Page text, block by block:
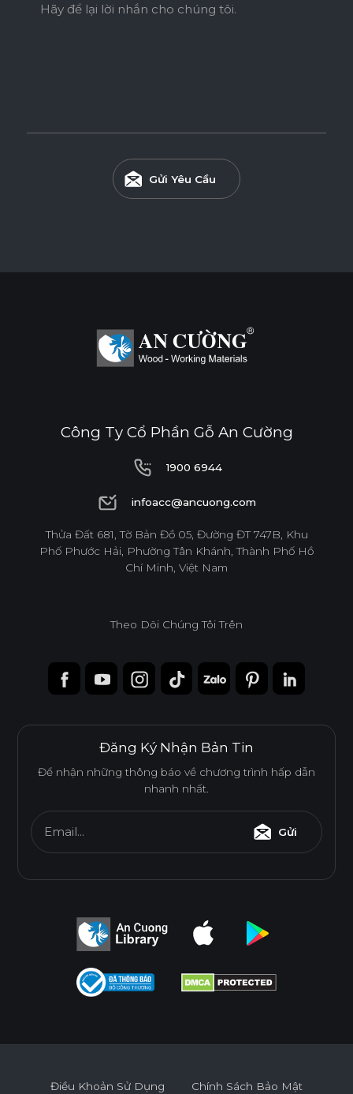
Độ dày(mm)
Kích thước(mm) 12 17
o o
Test/ ISO 12460-1).
Hãy để lại lời nhắn cho chúng tôi.
Gửi Yêu Cầu
Công Ty Cổ Phần Gỗ An Cường
1900 6944
1900 6944
infoacc@ancuong.com
infoacc@ancuong.com
Thửa Đất 681, Tờ Bản Đồ 05, Đường ĐT 747B, Khu
Phố Phước Hải, Phường Tân Khánh, Thành Phố Hồ
Chí Minh, Việt Nam
Theo Dõi Chúng Tôi Trên
Đăng Ký Nhận Bản Tin
Để nhận những thông báo về chương trình hấp dẫn
nhanh nhất.
Email... Gửi
Điều Khoản Sử Dụng Chính Sách Bảo Mật